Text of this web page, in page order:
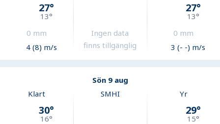
27°
13°
0 mm
4 (8) m/s
Ingen data
finns tillgänglig
27°
13°
0 mm
3 (- -) m/s
Sön 9 aug
Klart
30°
16°
SMHI Yr
29°
15°